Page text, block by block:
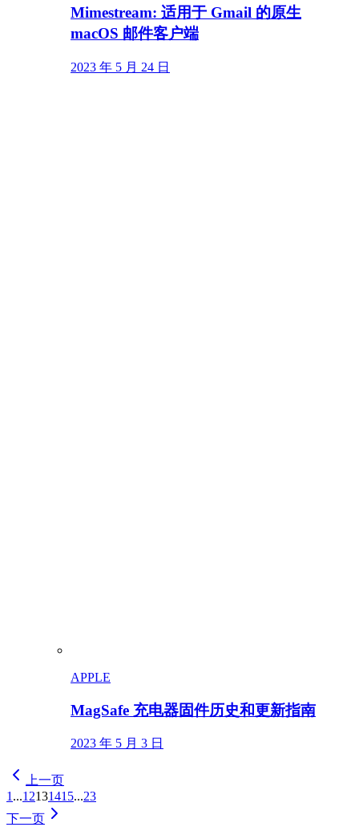
Mimestream: 适用于 Gmail 的原生
macOS 邮件客户端
2023 年 5 月 24 日
APPLE
MagSafe 充电器固件历史和更新指南
2023 年 5 月 3 日
上一页
1 ...12131415...23
下一页